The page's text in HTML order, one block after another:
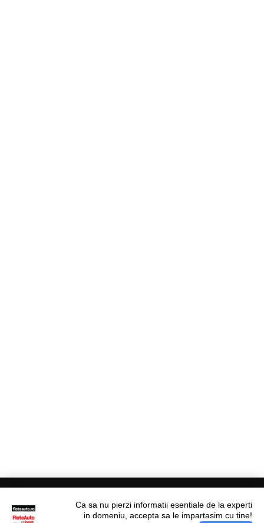
Ca sa nu pierzi informatii esentiale de la experti
in domeniu, accepta sa le impartasim cu tine!